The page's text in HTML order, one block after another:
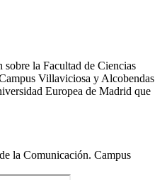
sobre la Facultad de Ciencias
Villaviciosa y Alcobendas
Europea de Madrid que
la Comunicación. Campus